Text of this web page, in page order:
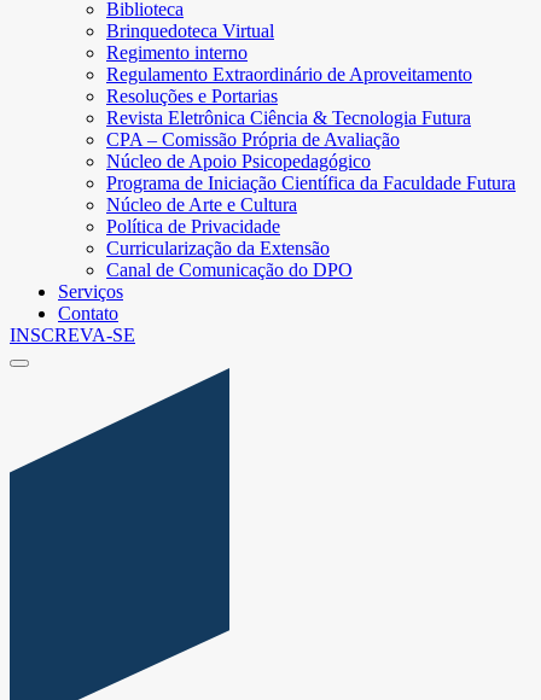
Biblioteca
Brinquedoteca Virtual
Regimento interno
Regulamento Extraordinário de Aproveitamento
Resoluções e Portarias
Revista Eletrônica Ciência & Tecnologia Futura
CPA – Comissão Própria de Avaliação
Núcleo de Apoio Psicopedagógico
Programa de Iniciação Científica da Faculdade Futura
Núcleo de Arte e Cultura
Política de Privacidade
Curricularização da Extensão
Canal de Comunicação do DPO
Serviços
Contato
INSCREVA-SE